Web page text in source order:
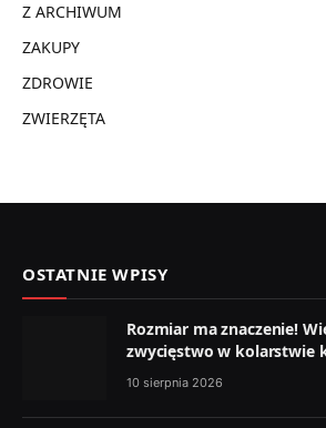
Z ARCHIWUM
ZAKUPY
ZDROWIE
ZWIERZĘTA
OSTATNIE WPISY
Rozmiar ma znaczenie!
zwycięstwo w kolarstwie
10 sierpnia 2026